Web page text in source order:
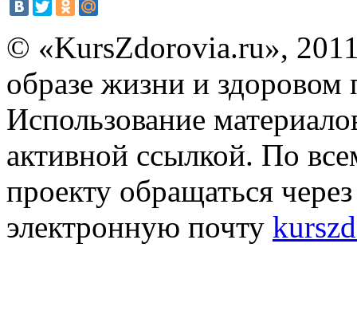
© «KursZdorovia.ru»,
образе жизни и здоровом
Использование
активной ссылкой. По
проекту обращаться
электронную почту